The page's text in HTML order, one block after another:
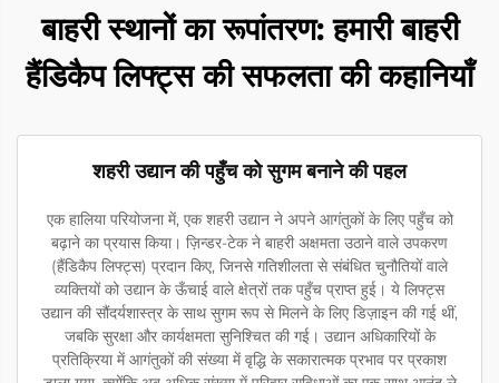
बाहरी स्थानों का रूपांतरण: हमारी बाहरी
हैंडिकैप लिफ्ट्स की सफलता की कहानियाँ
शहरी उद्यान की पहुँच को सुगम बनाने की पहल
एक हालिया परियोजना में, एक शहरी उद्यान ने अपने आगंतुकों के लिए पहुँच को
बढ़ाने का प्रयास किया। ज़िन्डर-टेक ने बाहरी अक्षमता उठाने वाले उपकरण
(हैंडिकैप लिफ्ट्स) प्रदान किए, जिनसे गतिशीलता से संबंधित चुनौतियों वाले
व्यक्तियों को उद्यान के ऊँचाई वाले क्षेत्रों तक पहुँच प्राप्त हुई। ये लिफ्ट्स
उद्यान की सौंदर्यशास्त्र के साथ सुगम रूप से मिलने के लिए डिज़ाइन की गई थीं,
जबकि सुरक्षा और कार्यक्षमता सुनिश्चित की गई। उद्यान अधिकारियों के
प्रतिक्रिया में आगंतुकों की संख्या में वृद्धि के सकारात्मक प्रभाव पर प्रकाश